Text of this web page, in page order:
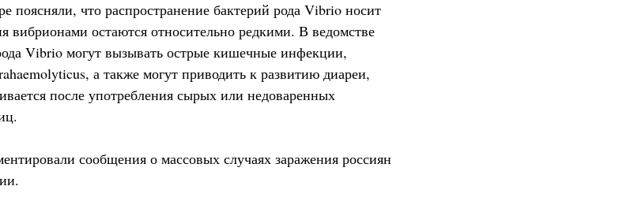
поясняли, что распространение бактерий рода Vibrio носит
вибрионами остаются относительно редкими. В ведомстве
Vibrio могут вызывать острые кишечные инфекции,
а также могут приводить к развитию диареи,
после употребления сырых или недоваренных
сообщения о массовых случаях заражения россиян